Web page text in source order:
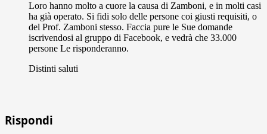
Loro hanno molto a cuore la causa di Zamboni, e in molti casi
ha già operato. Si fidi solo delle persone coi giusti requisiti, o
del Prof. Zamboni stesso. Faccia pure le Sue domande
iscrivendosi al gruppo di Facebook, e vedrà che 33.000
persone Le risponderanno.
Distinti saluti
Rispondi